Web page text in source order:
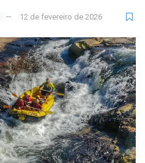
12 de fevereiro de 2026